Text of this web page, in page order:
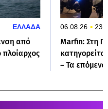
ΕΛΛΑΔΑ
από
πλοίαρχος
06.08.26
Marfin: Στη
– Τα